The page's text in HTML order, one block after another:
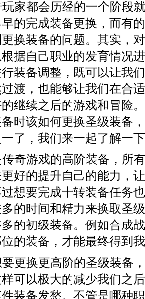
家都会历经的一个阶段
的完成装备更换，而有
换装备的问题。其实，
据自己职业的发育情况
装备调整，既可以让我
渡，也能够让我们在合
继续之后的游戏和冒险
时该如何更换圣级装备
了，我们来一起了解一
奇游戏的高阶装备，所
好的提升自己的能力，
想要完成十转装备任务
的时间和精力来换取圣
的初级装备。例如合成
的装备，才能最终得到
更换更高阶的圣级装备
可以极大的减少我们之
装备发愁。不管是哪种